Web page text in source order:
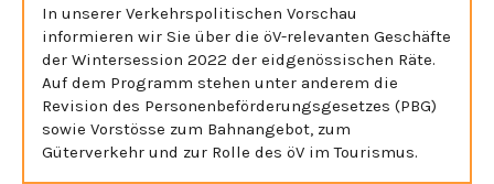
In unserer Verkehrspolitischen Vorschau
informieren wir Sie über die öV-relevanten Geschäfte
der Wintersession 2022 der eidgenössischen Räte.
Auf dem Programm stehen unter anderem die
Revision des Personenbeförderungsgesetzes (PBG)
sowie Vorstösse zum Bahnangebot, zum
Güterverkehr und zur Rolle des öV im Tourismus.